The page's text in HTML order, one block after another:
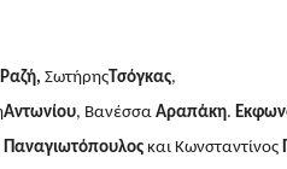
Ραζή, ΣωτήρηςΤσόγκας,
Αντωνίου, Βανέσσα Αραπάκη.
Παναγιωτόπουλος και Κωνσταντίνος